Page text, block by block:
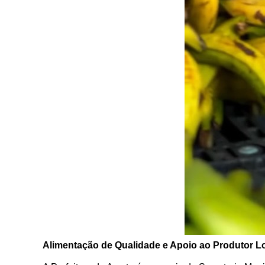
Alimentação de Qualidade e Apoio ao Produtor